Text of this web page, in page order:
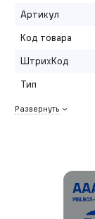
Артикул
Код товара
ШтрихКод
Тип
Развернуть